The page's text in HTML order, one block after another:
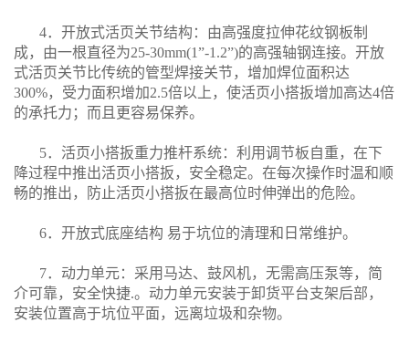
4．开放式活页关节结构：由高强度拉伸花纹钢板制
成，由一根直径为25-30mm(1”-1.2”)的高强轴钢连接。开放
式活页关节比传统的管型焊接关节，增加焊位面积达
300%，受力面积增加2.5倍以上，使活页小搭扳增加高达4倍
的承托力；而且更容易保养。
5．活页小搭扳重力推杆系统：利用调节板自重，在下
降过程中推出活页小搭扳，安全稳定。在每次操作时温和顺
畅的推出，防止活页小搭扳在最高位时伸弹出的危险。
6．开放式底座结构 易于坑位的清理和日常维护。
7．动力单元：采用马达、鼓风机，无需高压泵等，简
介可靠，安全快捷.。动力单元安装于卸货平台支架后部，
安装位置高于坑位平面，远离垃圾和杂物。